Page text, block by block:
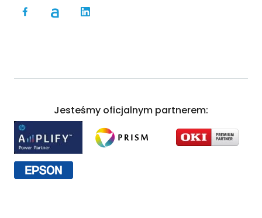
Jesteśmy oficjalnym partnerem: